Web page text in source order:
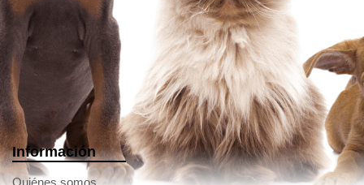
Información
Quiénes somos